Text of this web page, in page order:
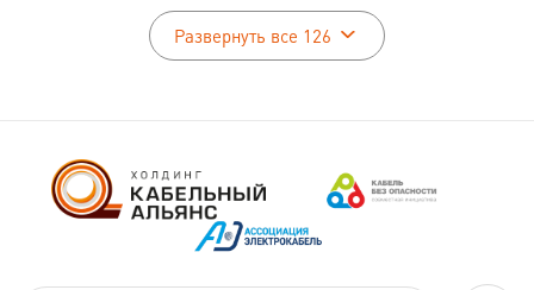
Развернуть все 126